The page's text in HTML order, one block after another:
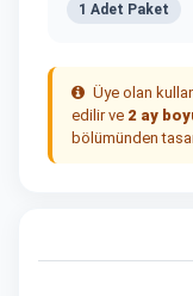
1 Adet Paket
Üye olan
edilir ve 2 ay
bölümünden